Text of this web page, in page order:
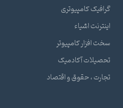
گرافیک کامپیوتری
اینترنت اشیاء
سخت افزار کامپیوتر
تحصیلات آکادمیک
تجارت ، حقوق و اقتصاد